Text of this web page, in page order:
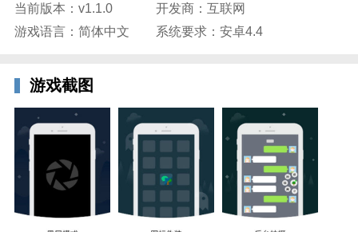
软件特色：
【百变风格，拍出高级脸】
可以是不同风格的自己，轻轻松松拍出杂志大片。
【个性化微调，精致五官】
实时脸部微调，眼鼻嘴精心雕刻出的细致效果，后期不
用再P！支持定制化保存五官模板，每次拍照都是仙女
本仙。
软件功能：
当前版本：v1.1.0
开发商：互联网
游戏语言：简体中文
系统要求：安卓4.4
游戏截图